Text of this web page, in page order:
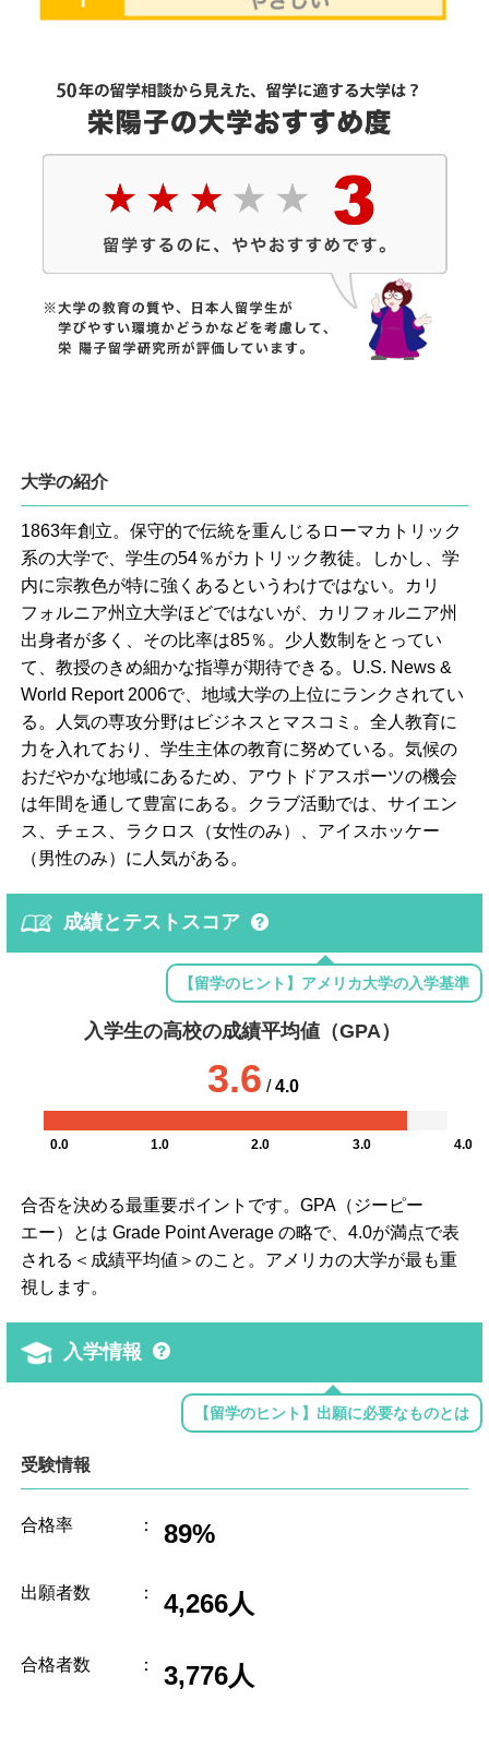
大学の紹介
1863年創立。保守的で伝統を重んじるローマカトリック
系の大学で、学生の54％がカトリック教徒。しかし、学
内に宗教色が特に強くあるというわけではない。カリ
フォルニア州立大学ほどではないが、カリフォルニア州
出身者が多く、その比率は85％。少人数制をとってい
て、教授のきめ細かな指導が期待できる。U.S. News &
World Report 2006で、地域大学の上位にランクされてい
る。人気の専攻分野はビジネスとマスコミ。全人教育に
力を入れており、学生主体の教育に努めている。気候の
おだやかな地域にあるため、アウトドアスポーツの機会
は年間を通して豊富にある。クラブ活動では、サイエン
ス、チェス、ラクロス（女性のみ）、アイスホッケー
（男性のみ）に人気がある。
成績とテストスコア
【留学のヒント】アメリカ大学の入学基準
入学生の高校の成績平均値（GPA）
3.6 / 4.0
0.0 1.0 2.0 3.0 4.0
合否を決める最重要ポイントです。GPA（ジーピー
エー）とは Grade Point Average の略で、4.0が満点で表
される＜成績平均値＞のこと。アメリカの大学が最も重
視します。
入学情報
【留学のヒント】出願に必要なものとは
受験情報
合格率 ： 89%
出願者数 ： 4,266人
合格者数 ： 3,776人